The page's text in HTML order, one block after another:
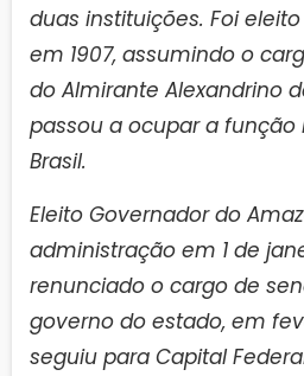
duas instituições. Foi
em 1907, assumindo o
do Almirante Alexandrino
passou a ocupar a função
Brasil.
Eleito Governador do
administração em 1 de
renunciado o cargo de
governo do estado, em
seguiu para Capital